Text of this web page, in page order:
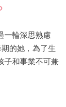
一輪深思熟慮
的她，為了生
子和事業不可兼